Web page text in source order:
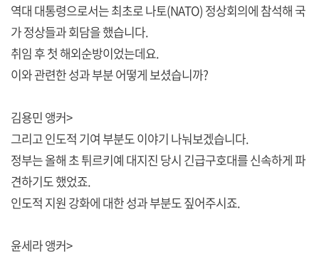
역대 대통령으로서는 최초로 나토(NATO) 정상회의에 참석해 국
가 정상들과 회담을 했습니다.
취임 후 첫 해외순방이었는데요.
이와 관련한 성과 부분 어떻게 보셨습니까?
김용민 앵커>
그리고 인도적 기여 부분도 이야기 나눠보겠습니다.
정부는 올해 초 튀르키예 대지진 당시 긴급구호대를 신속하게 파
견하기도 했었죠.
인도적 지원 강화에 대한 성과 부분도 짚어주시죠.
윤세라 앵커>